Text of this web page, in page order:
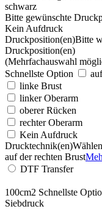
schwarz
Bitte gewünschte
Kein Aufdruck
Druckposition(en)Bitte
Druckposition(en)
(Mehrfachauswahl
Schnellste Option
linke Brust
linker Oberarm
oberer Rücken
rechter Oberarm
Kein Aufdruck
Drucktechnik(en)
auf der rechten Brust
DTF Transfer
100cm2 Schnellste
Siebdruck